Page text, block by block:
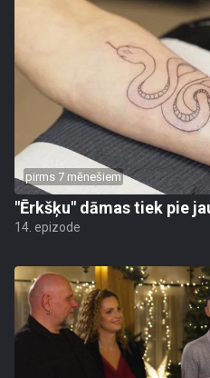
pirms 7 mēnešiem
"Ērkšķu" dāmas tiek pie
14. epizode